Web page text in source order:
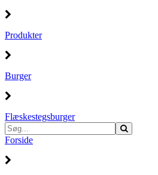
Produkter
Burger
Flæskestegsburger
Forside